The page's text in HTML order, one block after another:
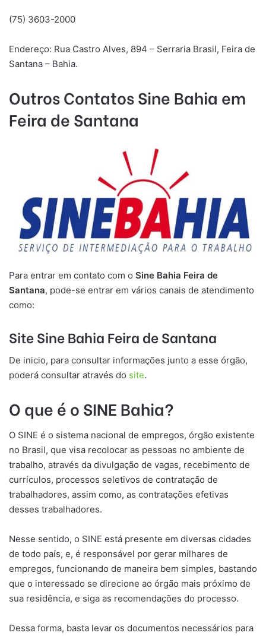
(75) 3603-2000
Endereço: Rua Castro Alves, 894 – Serraria Brasil, Feira de
Santana – Bahia.
Outros Contatos Sine Bahia em
Feira de Santana
Para entrar em contato com o Sine Bahia Feira de
Santana, pode-se entrar em vários canais de atendimento
como:
Site Sine Bahia Feira de Santana
De inicio, para consultar informações junto a esse órgão,
poderá consultar através do site.
O que é o SINE Bahia?
O SINE é o sistema nacional de empregos, órgão existente
no Brasil, que visa recolocar as pessoas no ambiente de
trabalho, através da divulgação de vagas, recebimento de
currículos, processos seletivos de contratação de
trabalhadores, assim como, as contratações efetivas
desses trabalhadores.
Nesse sentido, o SINE está presente em diversas cidades
de todo país, e, é responsável por gerar milhares de
empregos, funcionando de maneira bem simples, bastando
que o interessado se direcione ao órgão mais próximo de
sua residência, e siga as recomendações do processo.
Dessa forma, basta levar os documentos necessários para